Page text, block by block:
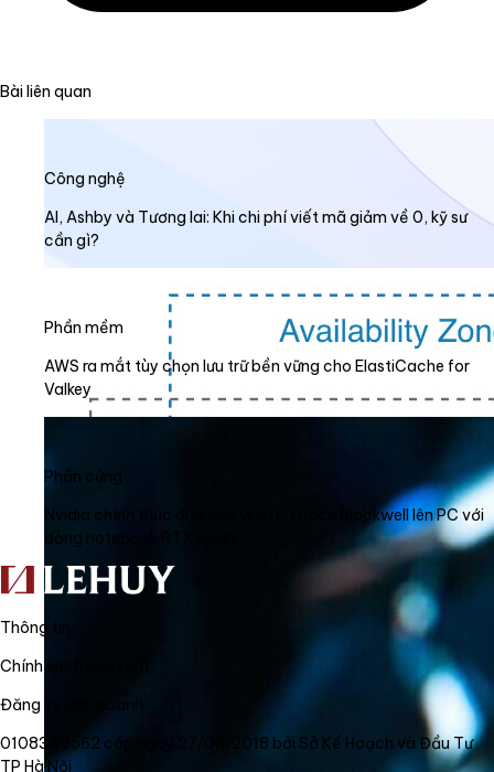
Bài liên quan
Công nghệ
AI, Ashby và Tương lai: Khi chi phí viết mã giảm về 0, kỹ sư
cần gì?
Phần mềm
AWS ra mắt tùy chọn lưu trữ bền vững cho ElastiCache for
Valkey
Phần cứng
Nvidia chính thức đưa siêu vi xử lý Grace Blackwell lên PC với
dòng notebook RTX Spark
Thông tin
Chính sách bảo mật
Đăng ký kinh doanh
0108340562 cấp ngày 27/06/2018 bởi Sở Kế Hoạch và Đầu Tư
TP Hà Nội